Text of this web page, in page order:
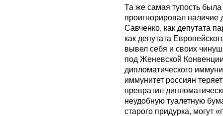
Та же самая тупость
проигнорировал наличие
Савченко, как депутата
как депутата
вывел себя и своих
под Женевской
дипломатического
иммунитет россиян
превратил
неудобную туалетную
старого придурка, могут